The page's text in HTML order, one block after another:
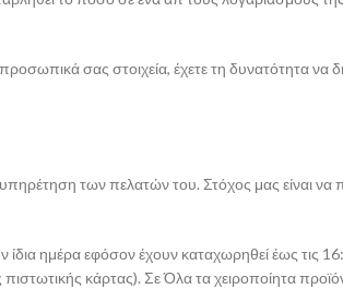
σας στοιχεία, έχετε τη δυνατότητα
των πελατών του. Στόχος μας είναι να
ημέρα εφόσον έχουν καταχωρηθεί έως τις
κάρτας). Σε Όλα τα χειροποίητα